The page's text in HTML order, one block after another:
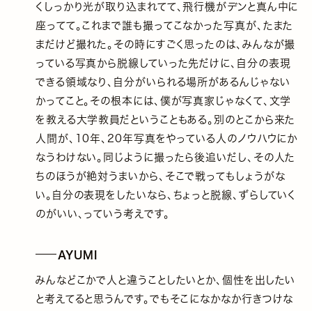
くしっかり光が取り込まれてて、飛行機がデンと真ん中に
座ってて。これまで誰も撮ってこなかった写真が、たまた
まだけど撮れた。その時にすごく思ったのは、みんなが撮
っている写真から脱線していった先だけに、自分の表現
できる領域なり、自分がいられる場所があるんじゃない
かってこと。その根本には、僕が写真家じゃなくて、文学
を教える大学教員だということもある。別のとこから来た
人間が、10年、20年写真をやっている人のノウハウにか
なうわけない。同じように撮ったら後追いだし、その人た
ちのほうが絶対うまいから、そこで戦ってもしょうがな
い。自分の表現をしたいなら、ちょっと脱線、ずらしていく
のがいい、っていう考えです。
AYUMI
みんなどこかで人と違うことしたいとか、個性を出したい
と考えてると思うんです。でもそこになかなか行きつけな